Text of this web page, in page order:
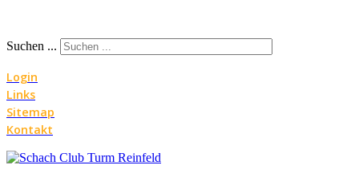
Suchen ...
Login
Links
Sitemap
Kontakt